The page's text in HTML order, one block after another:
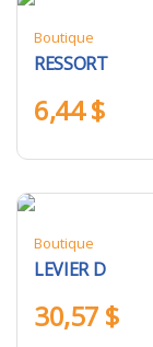
Boutique
RESSORT
6,44$
Boutique
LEVIER D
30,57 $